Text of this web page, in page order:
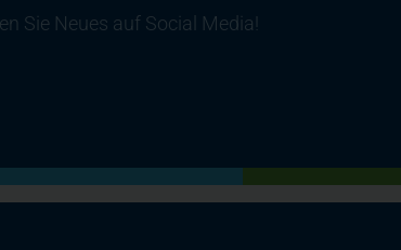
Sie Neues auf Social Media!